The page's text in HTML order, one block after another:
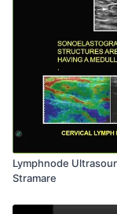
Lymphnode
Stramare